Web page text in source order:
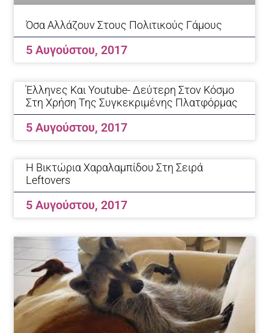
Όσα Αλλάζουν Στους Πολιτικούς Γάμους
5 Αυγούστου, 2017
Έλληνες Και Youtube- Δεύτερη Στον Κόσμο
Στη Χρήση Της Συγκεκριμένης Πλατφόρμας
5 Αυγούστου, 2017
Η Βικτώρια Χαραλαμπίδου Στη Σειρά
Leftovers
5 Αυγούστου, 2017